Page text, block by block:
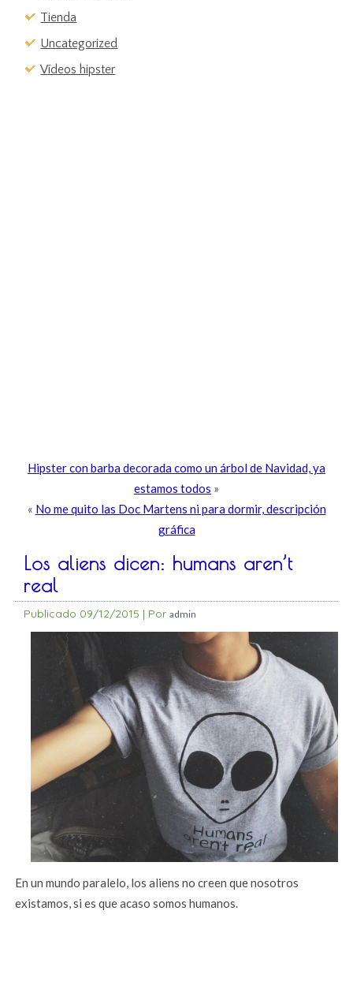
Tienda
Uncategorized
Vídeos hipster
Hipster con barba decorada como un árbol de Navidad, ya
estamos todos »
« No me quito las Doc Martens ni para dormir, descripción
gráfica
Los aliens dicen: humans aren’t
real
Publicado 09/12/2015 | Por admin
En un mundo paralelo, los aliens no creen que nosotros
existamos, si es que acaso somos humanos.